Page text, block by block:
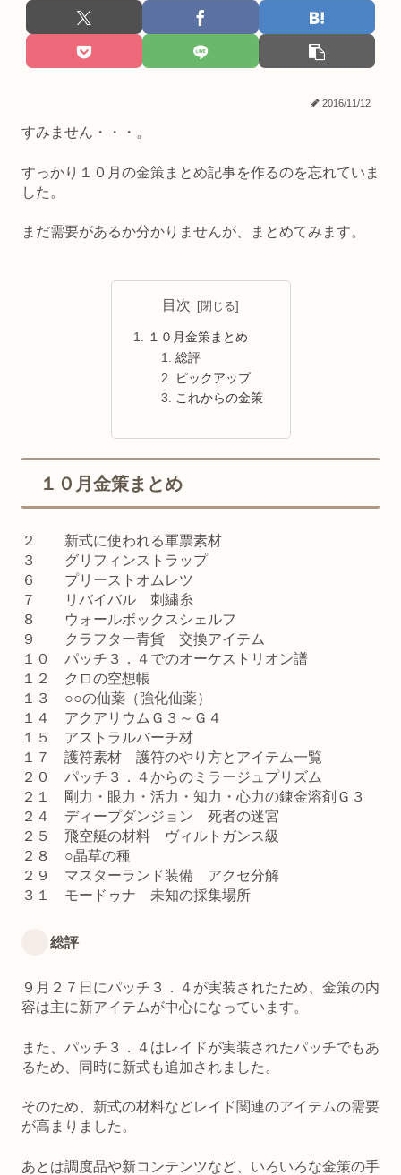
2016/11/12
すみません・・・。
すっかり１０月の金策まとめ記事を作るのを忘れていま
した。
まだ需要があるか分かりませんが、まとめてみます。
目次
１０月金策まとめ
総評
ピックアップ
これからの金策
１０月金策まとめ
２ 新式に使われる軍票素材
３ グリフィンストラップ
６ プリーストオムレツ
７ リバイバル 刺繍糸
８ ウォールボックスシェルフ
９ クラフター青貨 交換アイテム
１０ パッチ３．４でのオーケストリオン譜
１２ クロの空想帳
１３ ○○の仙薬（強化仙薬）
１４ アクアリウムＧ３～Ｇ４
１５ アストラルバーチ材
１７ 護符素材 護符のやり方とアイテム一覧
２０ パッチ３．４からのミラージュプリズム
２１ 剛力・眼力・活力・知力・心力の錬金溶剤Ｇ３
２４ ディープダンジョン 死者の迷宮
２５ 飛空艇の材料 ヴィルトガンス級
２８ ○晶草の種
２９ マスターランド装備 アクセ分解
３１ モードゥナ 未知の採集場所
総評
９月２７日にパッチ３．４が実装されたため、金策の内
容は主に新アイテムが中心になっています。
また、パッチ３．４はレイドが実装されたパッチでもあ
るため、同時に新式も追加されました。
そのため、新式の材料などレイド関連のアイテムの需要
が高まりました。
あとは調度品や新コンテンツなど、いろいろな金策の手